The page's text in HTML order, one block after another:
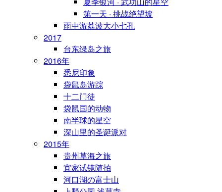
第一天 · 挑战绝望坡
雨中游荔波大小七孔
2017
台东绿岛之旅
2016年
悉尼印象
袋鼠岛游踪
十二门徒
袋鼠国的动物
南半球的星空
深山里的圣诞派对
2015年
贵州草海之旅
宜家试镜随拍
河口湖の富士山